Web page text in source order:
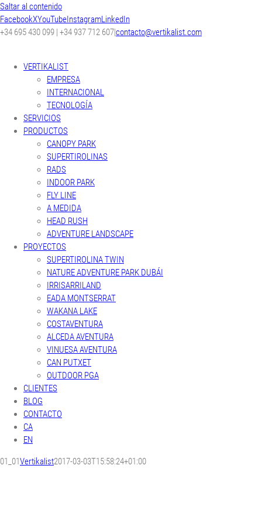
Saltar al contenido
FacebookXYouTubeInstagramLinkedIn
+34 695 430 099 | +34 937 712 607|contacto@vertikalist.com
VERTIKALIST
EMPRESA
INTERNACIONAL
TECNOLOGÍA
SERVICIOS
PRODUCTOS
CANOPY PARK
SUPERTIROLINAS
RADS
INDOOR PARK
FLY LINE
A MEDIDA
HEAD RUSH
ADVENTURE LANDSCAPE
PROYECTOS
SUPERTIROLINA TWIN
NATURE ADVENTURE PARK DUBÁI
IRRISARRILAND
EADA MONTSERRAT
WAKANA LAKE
COSTAVENTURA
ALCEDA AVENTURA
VINUESA AVENTURA
CAN PUTXET
OUTDOOR PGA
CLIENTES
BLOG
CONTACTO
CA
EN
01_01Vertikalist2017-03-03T15:58:24+01:00